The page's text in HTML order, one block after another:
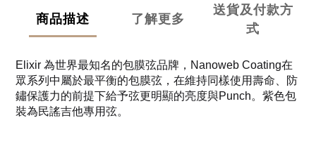
商品描述 了解更多
送貨及付款方
式
Elixir 為世界最知名的包膜弦品牌，Nanoweb Coating在
眾系列中屬於最平衡的包膜弦，在維持同樣使用壽命、防
鏽保護力的前提下給予弦更明顯的亮度與Punch。紫色包
裝為民謠吉他專用弦。